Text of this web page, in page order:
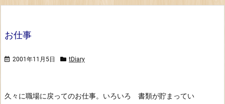
お仕事
2001年11月5日 tDiary
久々に職場に戻ってのお仕事。 いろいろ 書類が貯まってい